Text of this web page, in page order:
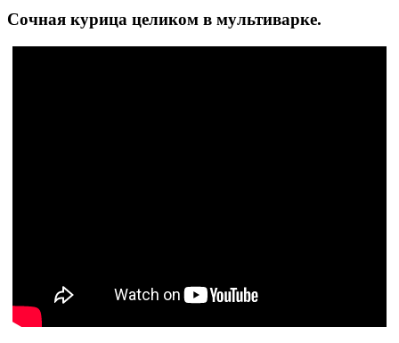
Сочная курица целиком в мультиварке.